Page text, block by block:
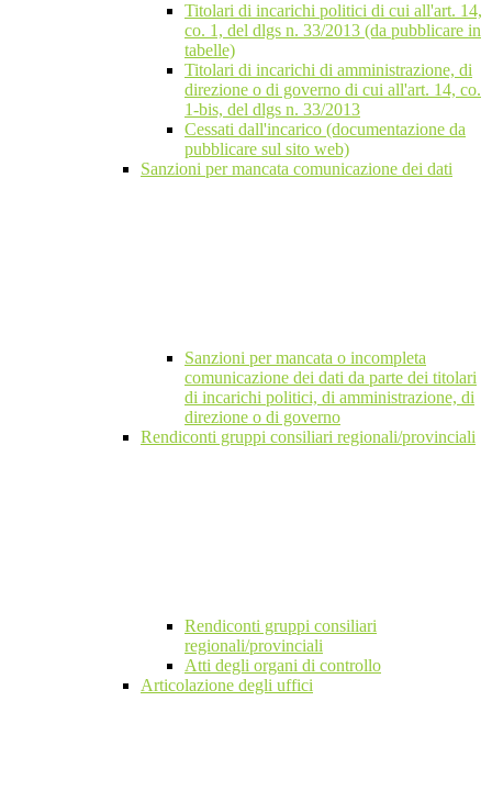
Titolari di incarichi politici di cui all'art. 14,
co. 1, del dlgs n. 33/2013 (da pubblicare in
tabelle)
Titolari di incarichi di amministrazione, di
direzione o di governo di cui all'art. 14, co.
1-bis, del dlgs n. 33/2013
Cessati dall'incarico (documentazione da
pubblicare sul sito web)
Sanzioni per mancata comunicazione dei dati
Sanzioni per mancata o incompleta
comunicazione dei dati da parte dei titolari
di incarichi politici, di amministrazione, di
direzione o di governo
Rendiconti gruppi consiliari regionali/provinciali
Rendiconti gruppi consiliari
regionali/provinciali
Atti degli organi di controllo
Articolazione degli uffici